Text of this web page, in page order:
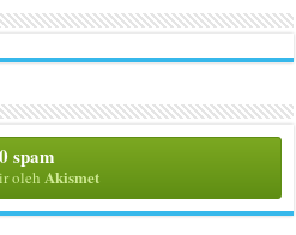
0 spam
oleh Akismet